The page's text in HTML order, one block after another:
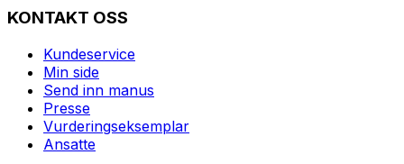
KONTAKT OSS
Kundeservice
Min side
Send inn manus
Presse
Vurderingseksemplar
Ansatte